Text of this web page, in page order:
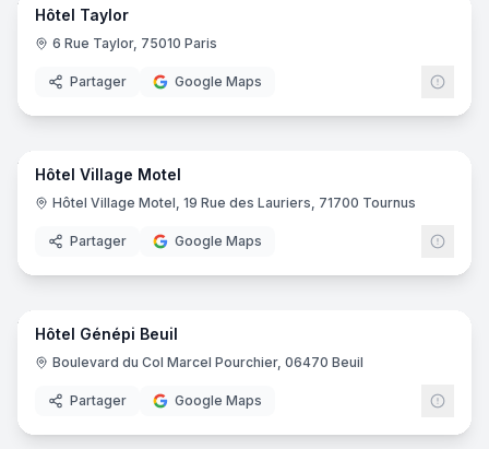
Hôtel Taylor
6 Rue Taylor, 75010 Paris
Partager Google Maps
29
Hôtel Village Motel
Hôtel Village Motel, 19 Rue des Lauriers, 71700 Tournus
Partager Google Maps
24
Hôtel Génépi Beuil
Boulevard du Col Marcel Pourchier, 06470 Beuil
Partager Google Maps